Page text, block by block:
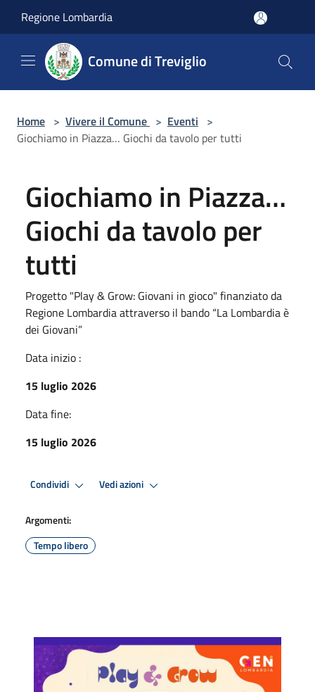
Regione Lombardia
Comune di Treviglio
Home > Vivere il Comune > Eventi >
Giochiamo in Piazza… Giochi da tavolo per tutti
Giochiamo in Piazza…
Giochi da tavolo per
tutti
Progetto "Play & Grow: Giovani in gioco" finanziato da
Regione Lombardia attraverso il bando “La Lombardia è
dei Giovani”
Data inizio :
15 luglio 2026
Data fine:
15 luglio 2026
Condividi Vedi azioni
Argomenti:
Tempo libero